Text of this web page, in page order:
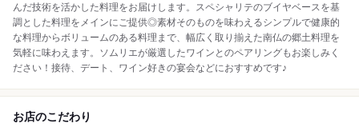
んだ技術を活かした料理をお届けします。スペシャリテのブイヤベースを基
調とした料理をメインにご提供◎素材そのものを味わえるシンプルで健康的
な料理からボリュームのある料理まで、幅広く取り揃えた南仏の郷土料理を
気軽に味わえます。ソムリエが厳選したワインとのペアリングもお楽しみく
ださい！接待、デート、ワイン好きの宴会などにおすすめです♪
お店のこだわり